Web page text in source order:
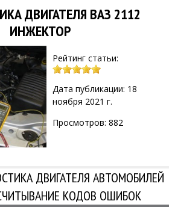
ДВИГАТЕЛЯ ВАЗ 2112
ИНЖЕКТОР
Рейтинг статьи:
Дата публикации: 18
ноября 2021 г.
Просмотров: 882
ДВИГАТЕЛЯ АВТОМОБИЛЕЙ
КОДОВ ОШИБОК